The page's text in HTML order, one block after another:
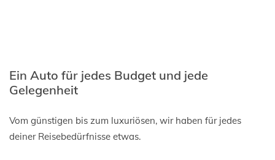
Ein Auto für jedes Budget und jede
Gelegenheit
Vom günstigen bis zum luxuriösen, wir haben für jedes
deiner Reisebedürfnisse etwas.